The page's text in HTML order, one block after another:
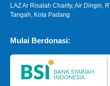
LAZ Ar Risalah Charity, Air Dingin,
Tangah, Kota Padang
Mulai Berdonasi: